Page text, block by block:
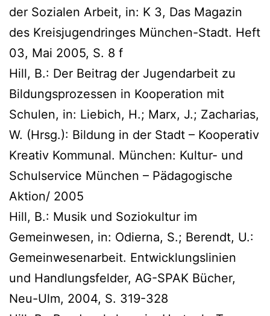
der Sozialen Arbeit, in: K 3, Das Magazin
des Kreisjugendringes München-Stadt. Heft
03, Mai 2005, S. 8 f
Hill, B.: Der Beitrag der Jugendarbeit zu
Bildungsprozessen in Kooperation mit
Schulen, in: Liebich, H.; Marx, J.; Zacharias,
W. (Hrsg.): Bildung in der Stadt – Kooperativ
Kreativ Kommunal. München: Kultur- und
Schulservice München – Pädagogische
Aktion/ 2005
Hill, B.: Musik und Soziokultur im
Gemeinwesen, in: Odierna, S.; Berendt, U.:
Gemeinwesenarbeit. Entwicklungslinien
und Handlungsfelder, AG-SPAK Bücher,
Neu-Ulm, 2004, S. 319-328